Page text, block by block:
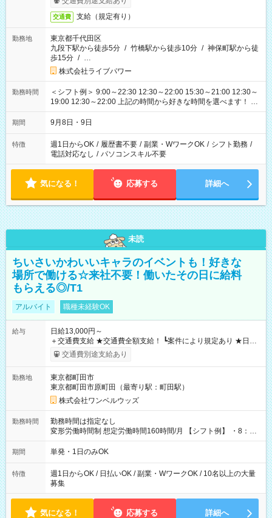
交通費 支給（規定有り）
勤務地
東京都千代田区
九段下駅から徒歩5分 / 竹橋駅から徒歩10分 / 神保町駅から徒
歩15分 / …
株式会社ライブパワー
勤務時間
＜シフト例＞ 9:00～22:30 12:30～22:00 15:30～21:00 12:30～
19:00 12:30～22:00 上記の時間から好きな時間を選べます！ ※
時間は変更となる可能性があります
期間 9月8日・9日
特徴 週1日からOK / 履歴書不要 / 副業・WワークOK / シフト勤務 /
電話対応なし / パソコンスキル不要
気になる！ 応募する 詳細へ
未読
ちいさいかわいいキャラのイベントも！好きな
場所で働ける☆来社不要！働いたその日に給料
もらえる◎/T1
アルバイト 職種未経験OK
給与
日給13,000円～
＋交通費支給 ★交通費全額支給！ ┗案件により規定あり ★日払
いOK！（規定あり） ┗働いたその日に現金GET♪ お仕事後はコ
ンビニATMから 日払い分を引き落とせます！ 【試用期間】試
交通費別途支給あり
勤務地
東京都町田市
東京都町田市原町田（最寄り駅：町田駅）
株式会社ワンベルウッズ
勤務時間
勤務時間は指定なし
変形労働時間制 想定労働時間160時間/月 【シフト例】 ・8：00
～21：00
期間 単発・1日のみOK
特徴
週1日からOK / 日払いOK / 副業・WワークOK / 10名以上の大量
募集
気になる！ 応募する 詳細へ